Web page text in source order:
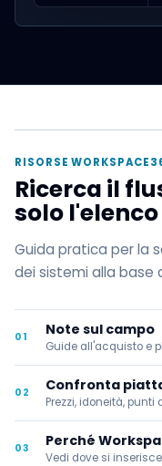
RISORSE
Ricerca il
solo
Guida pratica per la
dei sistemi alla base
01 Note sul campo
Guide all'acquisto e
02 Confronta
Prezzi, idoneità,
03 Perché
Vedi dove si